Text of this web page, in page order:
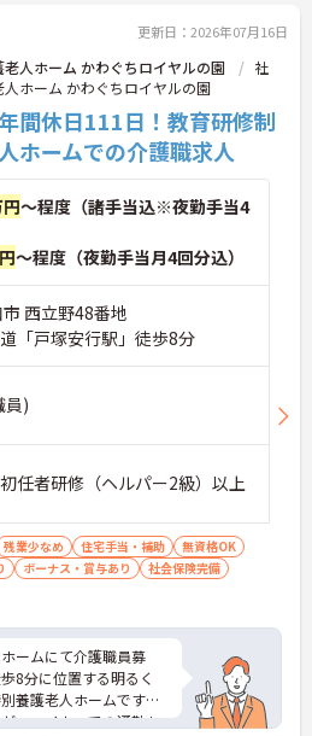
更新日：2026年07月16日
人ホーム かわぐちロイヤルの園
社
ホーム かわぐちロイヤルの園
間休日111日！教育研修制
ホームでの介護職求人
～程度（諸手当込※夜勤手当4
～程度（夜勤手当月4回分込）
西立野48番地
「戸塚安行駅」徒歩8分
員)
任者研修（ヘルパー2級）以上
残業少なめ 住宅手当・補助
無資格OK
ボーナス・賞与あり
社会保険完備
ームにて介護職員募
8分に位置する明るく
養護老人ホームです。
、マイカーでの通勤も